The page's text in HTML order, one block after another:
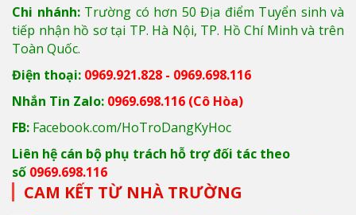
Chi nhánh:Trường có hơn 50 Địa điểm Tuyển sinh và
tiếp nhận hồ sơ tại TP. Hà Nội, TP. Hồ Chí Minh và trên
Toàn Quốc.
Điện thoại: 0969.921.828 - 0969.698.116
Nhắn Tin Zalo: 0969.698.116 (Cô Hòa)
FB: Facebook.com/HoTroDangKyHoc
Liên hệ cán bộ phụ trách hỗ trợ đối tác theo
số 0969.698.116
CAM KẾT TỪ NHÀ TRƯỜNG